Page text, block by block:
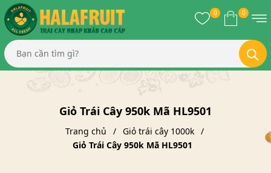
0 0
Giỏ Trái Cây 950k Mã HL9501
Trang chủ
Giỏ trái cây 1000k
Giỏ Trái Cây 950k Mã HL9501